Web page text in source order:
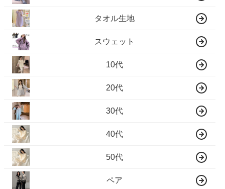
タオル生地
スウェット
10代
20代
30代
40代
50代
ペア